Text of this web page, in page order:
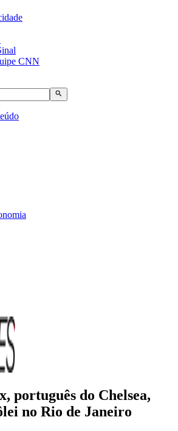
CNN
português do Chelsea,
no Rio de Janeiro